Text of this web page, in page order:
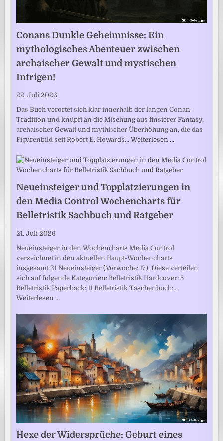
Conans Dunkle Geheimnisse: Ein
mythologisches Abenteuer zwischen
archaischer Gewalt und mystischen
Intrigen!
22. Juli 2026
Das Buch verortet sich klar innerhalb der langen Conan-
Tradition und knüpft an die Mischung aus finsterer Fantasy,
archaischer Gewalt und mythischer Überhöhung an, die das
Figurenbild seit Robert E. Howards…Weiterlesen …
Neueinsteiger und Topplatzierungen in
den Media Control Wochencharts für
Belletristik Sachbuch und Ratgeber
21. Juli 2026
Neueinsteiger in den Wochencharts Media Control
verzeichnet in den aktuellen Haupt-Wochencharts
insgesamt 31 Neueinsteiger (Vorwoche: 17). Diese verteilen
sich auf folgende Kategorien: Belletristik Hardcover: 5
Belletristik Paperback: 11 Belletristik Taschenbuch:…
Weiterlesen …
Hexe der Widersprüche: Geburt eines